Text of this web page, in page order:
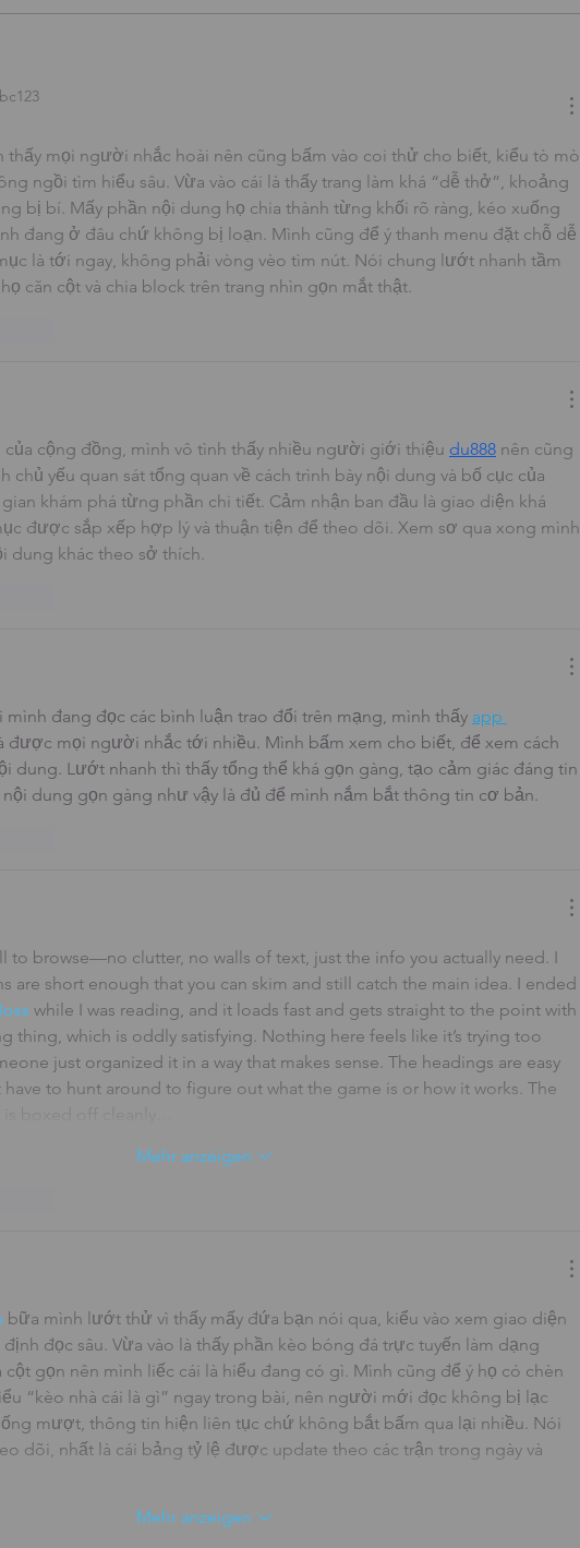
thấy mọi người nhắc hoài nên cũng bấm vào coi thử cho biết, kiểu tò mò
ngồi tìm hiểu sâu. Vừa vào cái là thấy trang làm khá “dễ thở”, khoảng
bị bí. Mấy phần nội dung họ chia thành từng khối rõ ràng, kéo xuống
đang ở đâu chứ không bị loạn. Mình cũng để ý thanh menu đặt chỗ dễ
là tới ngay, không phải vòng vèo tìm nút. Nói chung lướt nhanh tầm
căn cột và chia block trên trang nhìn gọn mắt thật.
của cộng đồng, mình vô tình thấy nhiều người giới thiệu du888 nên cũng
chủ yếu quan sát tổng quan về cách trình bày nội dung và bố cục của
khám phá từng phần chi tiết. Cảm nhận ban đầu là giao diện khá
được sắp xếp hợp lý và thuận tiện để theo dõi. Xem sơ qua xong mình
dung khác theo sở thích.
mình đang đọc các bình luận trao đổi trên mạng, mình thấy app
được mọi người nhắc tới nhiều. Mình bấm xem cho biết, để xem cách
dung. Lướt nhanh thì thấy tổng thể khá gọn gàng, tạo cảm giác đáng tin
nội dung gọn gàng như vậy là đủ để mình nắm bắt thông tin cơ bản.
to browse—no clutter, no walls of text, just the info you actually need. I
are short enough that you can skim and still catch the main idea. I ended
while I was reading, and it loads fast and gets straight to the point with
thing, which is oddly satisfying. Nothing here feels like it’s trying too
just organized it in a way that makes sense. The headings are easy
to hunt around to figure out what the game is or how it works. The
is boxed off cleanly…
Mehr anzeigen
bữa mình lướt thử vì thấy mấy đứa bạn nói qua, kiểu vào xem giao diện
đọc sâu. Vừa vào là thấy phần kèo bóng đá trực tuyến làm dạng
cột gọn nên mình liếc cái là hiểu đang có gì. Mình cũng để ý họ có chèn
“kèo nhà cái là gì” ngay trong bài, nên người mới đọc không bị lạc
mượt, thông tin hiện liên tục chứ không bắt bấm qua lại nhiều. Nói
dõi, nhất là cái bảng tỷ lệ được update theo các trận trong ngày và
Mehr anzeigen